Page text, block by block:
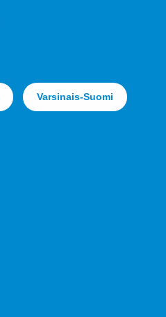
Varsinais-Suomi